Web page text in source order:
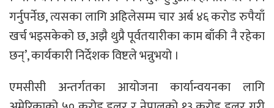
गर्नुपर्नेछ, त्यसका लागि अहिलेसम्म चार अर्ब ४६ करोड रुपैयाँ
खर्च भइसकेको छ, अझै थुप्रै पूर्वतयारीका काम बाँकी नै रहेका
छन्’, कार्यकारी निर्देशक विष्टले भन्नुभयो ।
एमसीसी अन्तर्गतका आयोजना कार्यान्वयनका लागि